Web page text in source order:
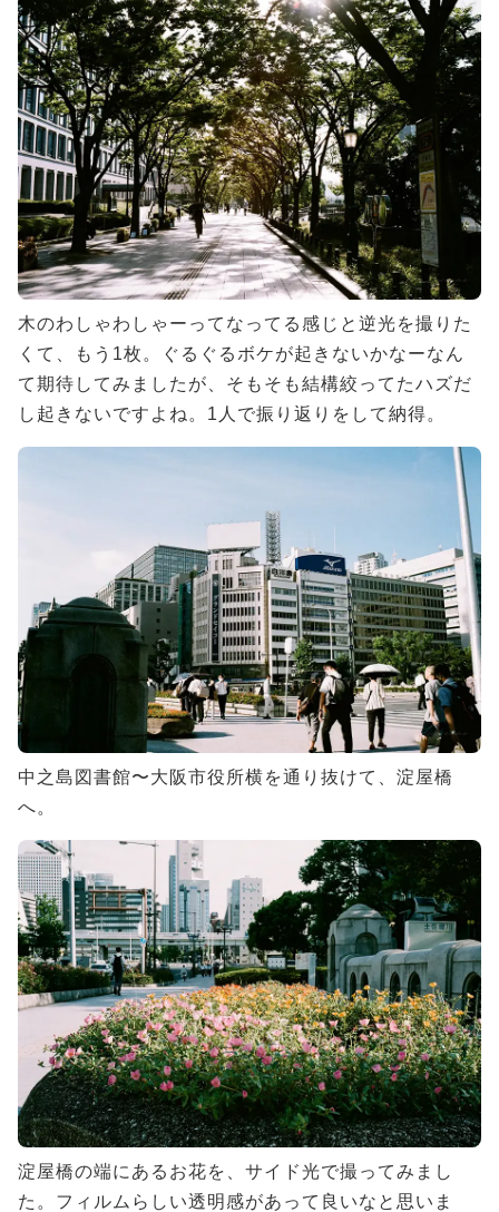
木のわしゃわしゃーってなってる感じと逆光を撮りた
くて、もう1枚。ぐるぐるボケが起きないかなーなん
て期待してみましたが、そもそも結構絞ってたハズだ
し起きないですよね。1人で振り返りをして納得。
中之島図書館〜大阪市役所横を通り抜けて、淀屋橋
へ。
淀屋橋の端にあるお花を、サイド光で撮ってみまし
た。フィルムらしい透明感があって良いなと思いま